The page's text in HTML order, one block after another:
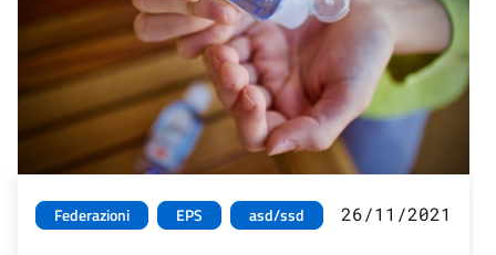
Federazioni EPS asd/ssd 26/11/2021